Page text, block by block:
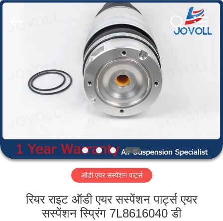
उत्पादों
शो
हमारे
Guangzhou
ऑडी एयर सस्पेंशन पार्ट्स
रियर राइट ऑडी एयर सस्पेंशन पार्ट्स एयर
सस्पेंशन स्प्रिंग 7L8616040 डी